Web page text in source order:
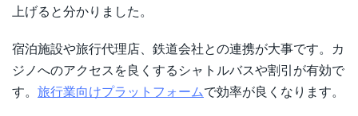
上げると分かりました。
宿泊施設や旅行代理店、鉄道会社との連携が大事です。カ
ジノへのアクセスを良くするシャトルバスや割引が有効で
す。 旅行業向けプラットフォームで効率が良くなります。